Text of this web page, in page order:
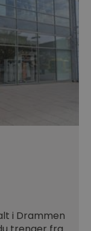
i Drammen